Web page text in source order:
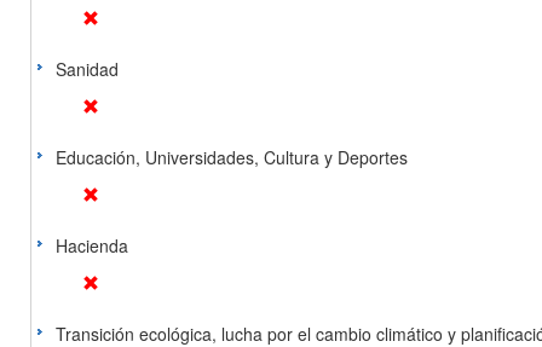
Sanidad
Educación, Universidades, Cultura y Deportes
Hacienda
Transición ecológica, lucha por el cambio climático y